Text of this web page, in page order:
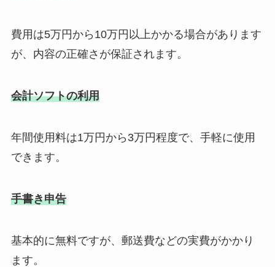
費用は5万円から10万円以上かかる場合があります
が、内容の正確さが保証されます。
会計ソフトの利用
年間使用料は1万円から3万円程度で、手軽に使用
できます。
手書き申告
基本的に無料ですが、郵送費などの実費がかかり
ます。